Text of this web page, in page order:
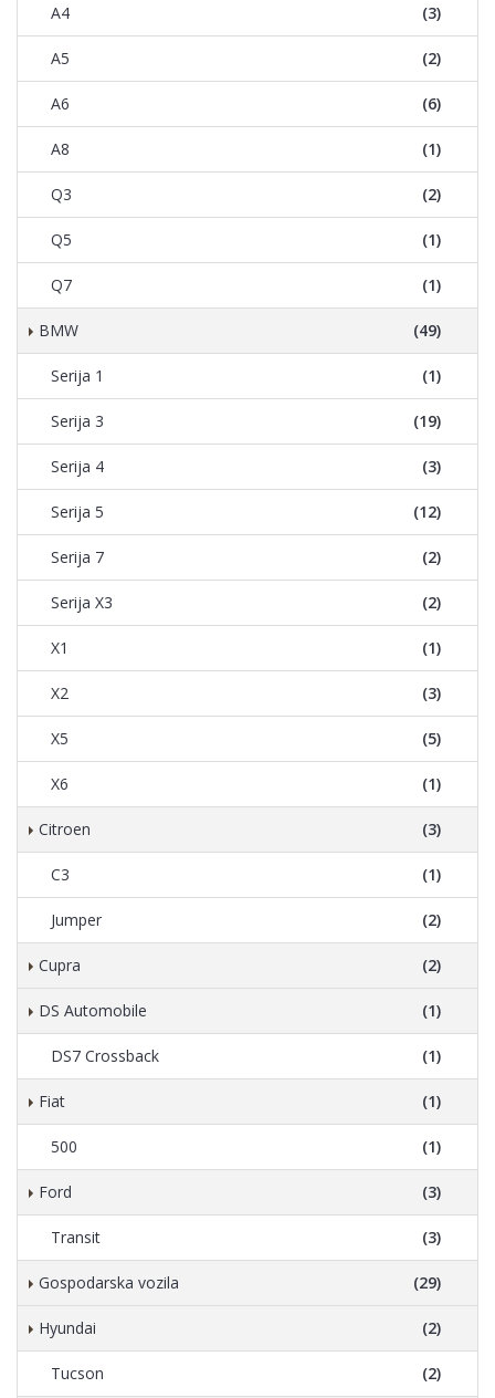
A4 (3)
A5 (2)
A6 (6)
A8 (1)
Q3 (2)
Q5 (1)
Q7 (1)
BMW (49)
Serija 1 (1)
Serija 3 (19)
Serija 4 (3)
Serija 5 (12)
Serija 7 (2)
Serija X3 (2)
X1 (1)
X2 (3)
X5 (5)
X6 (1)
Citroen (3)
C3 (1)
Jumper (2)
Cupra (2)
DS Automobile (1)
DS7 Crossback (1)
Fiat (1)
500 (1)
Ford (3)
Transit (3)
Gospodarska vozila (29)
Hyundai (2)
Tucson (2)